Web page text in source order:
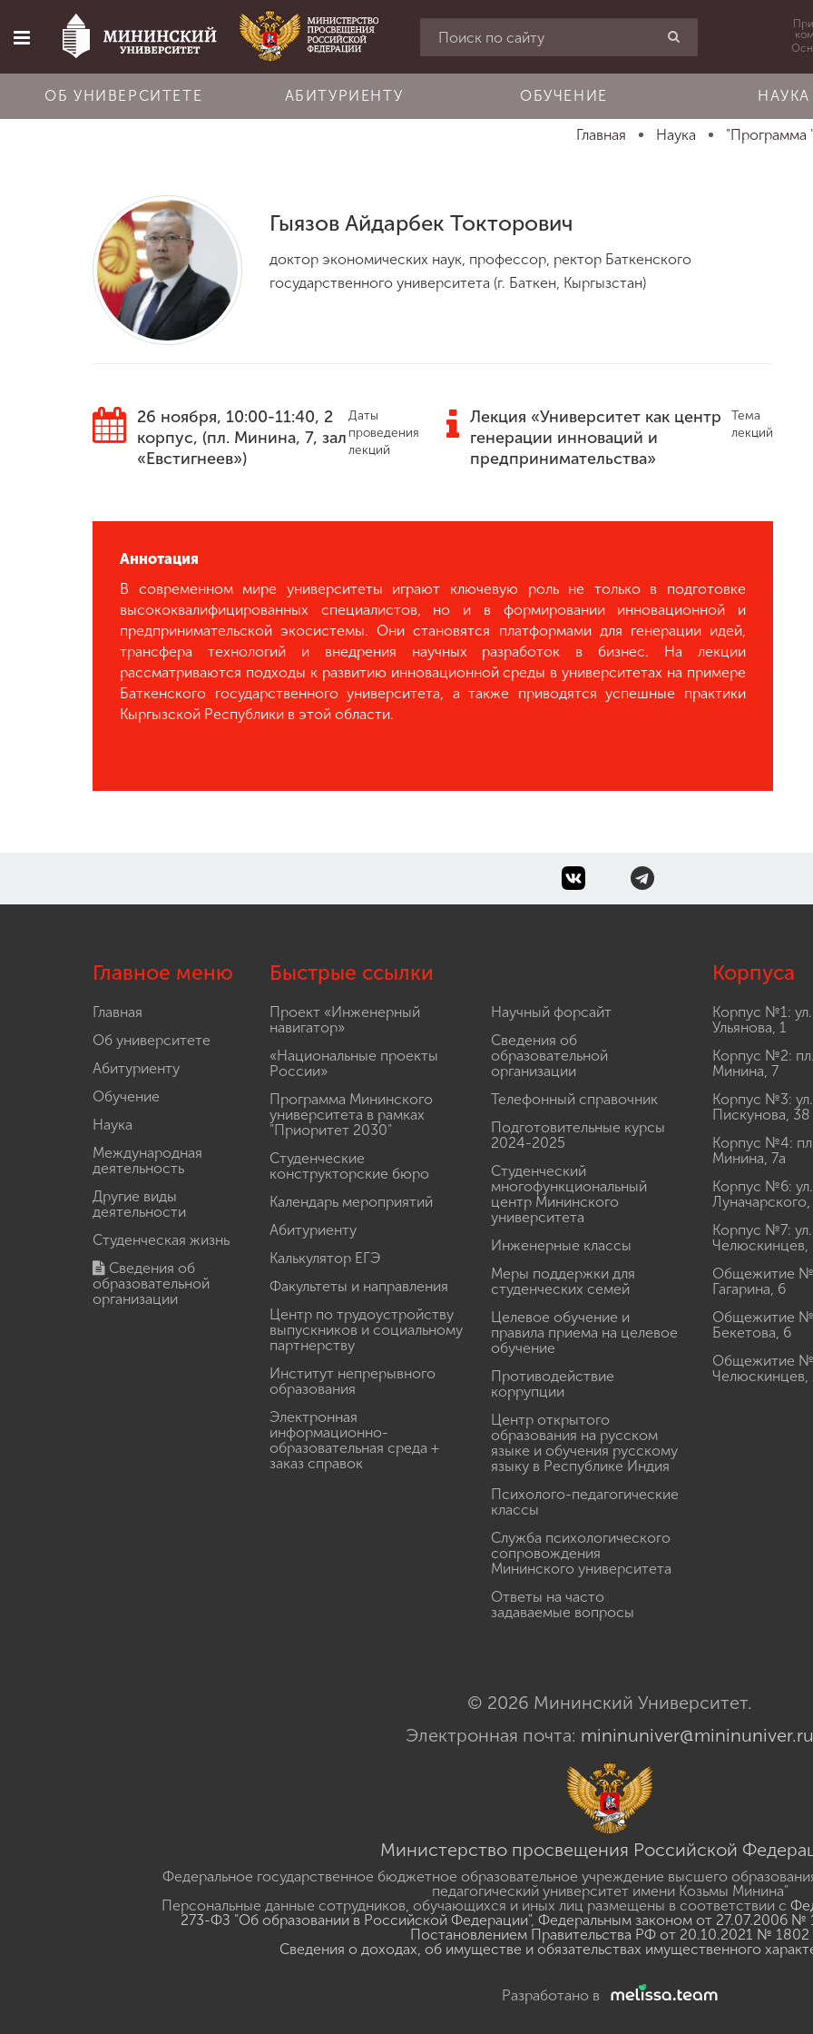
Об университете
Абитуриенту
Обучение
Международная
деятельность
Другие виды
Студенческая
Сведения об
образовательной
организации
+7 (831) 262-26-20
ОБ УНИВЕРСИТЕТЕ АБИТУРИЕНТУ ОБУЧЕНИЕ НАУКА
Главная Наука "Программа
Гыязов Айдарбек Токторович
доктор экономических наук, профессор, ректор Баткенского
государственного университета (г. Баткен, Кыргызстан)
26 ноября, 10:00-11:40, 2
корпус, (пл. Минина, 7, зал
«Евстигнеев»)
Даты
проведения
лекций
Лекция «Университет как центр
генерации инноваций и
предпринимательства»
Тема
лекций
Аннотация
В современном мире университеты играют ключевую роль не только в подготовке
высококвалифицированных специалистов, но и в формировании инновационной и
предпринимательской экосистемы. Они становятся платформами для генерации идей,
трансфера технологий и внедрения научных разработок в бизнес. На лекции
рассматриваются подходы к развитию инновационной среды в университетах на примере
Баткенского государственного университета, а также приводятся успешные практики
Кыргызской Республики в этой области.
Главное меню
Главная
Об университете
Абитуриенту
Обучение
Наука
Международная
деятельность
Другие виды
деятельности
Студенческая жизнь
Сведения об
образовательной
организации
Быстрые ссылки
Проект «Инженерный
навигатор»
«Национальные проекты
России»
Программа Мининского
университета в рамках
"Приоритет 2030"
Студенческие
конструкторские бюро
Календарь мероприятий
Абитуриенту
Калькулятор ЕГЭ
Факультеты и направления
Центр по трудоустройству
выпускников и социальному
партнерству
Институт непрерывного
образования
Электронная
информационно-
образовательная среда +
заказ справок
Научный форсайт
Сведения об
образовательной
организации
Телефонный справочник
Подготовительные курсы
2024-2025
Студенческий
многофункциональный
центр Мининского
университета
Инженерные классы
Меры поддержки для
студенческих семей
Целевое обучение и
правила приема на целевое
обучение
Противодействие
коррупции
Центр открытого
образования на русском
языке и обучения русскому
языку в Республике Индия
Психолого-педагогические
классы
Служба психологического
сопровождения
Мининского университета
Ответы на часто
задаваемые вопросы
Корпуса
Корпус №1: ул.
Ульянова, 1
Корпус №2: пл.
Минина, 7
Корпус №3: ул.
Пискунова, 38
Корпус №4:
Минина, 7а
Корпус №6: ул.
Луначарского,
Корпус №7: ул.
Челюскинцев,
Общежитие №
Гагарина, 6
Общежитие №
Бекетова, 6
Общежитие №
Челюскинцев,
© 2026 Мининский Университет.
Электронная почта: mininuniver@mininuniver.ru
Министерство просвещения Российской
Федеральное государственное бюджетное образовательное учреждение высшего
педагогический университет имени Козьмы Минина"
Персональные данные сотрудников, обучающихся и иных лиц размещены в соответствии с
273-ФЗ "Об образовании в Российской Федерации", Федеральным законом от 27.07.2006 №
Постановлением Правительства РФ от 20.10.2021 № 1802
Сведения о доходах, об имуществе и обязательствах имущественного
Разработано в